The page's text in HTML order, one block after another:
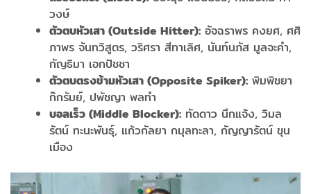
วงษ์
ตัวตบหัวเสา (Outside Hitter): อัจฉราพร คงยศ, ศศิ
ภาพร จันทวิสูตร, วริศรา สีทาเลิศ, นันท์นภัส มูลจะคำ,
กัญธิมา เอกปัชชา
ตัวตบตรงข้ามหัวเสา (Opposite Spiker): พิมพิชยา
ก๊กรัมย์, ปพัชญา พลทำ
บอลเร็ว (Middle Blocker): ทัดดาว นึกแจ้ง, วิมล
รัตน์ ทะนะพันธุ์, แก้วกัลยา กมุลทะลา, กัญญารัตน์ ขุน
เมือง